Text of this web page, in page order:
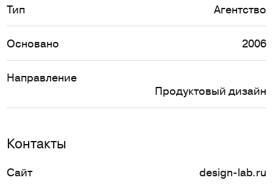
Тип Агентство
Основано 2006
Направление
Продуктовый дизайн
Контакты
Сайт design-lab.ru